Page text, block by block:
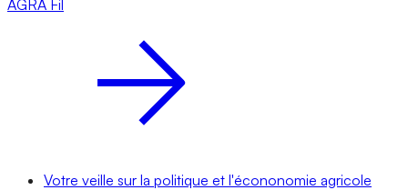
AGRA Fil
Votre veille sur la politique et l'écononomie agricole